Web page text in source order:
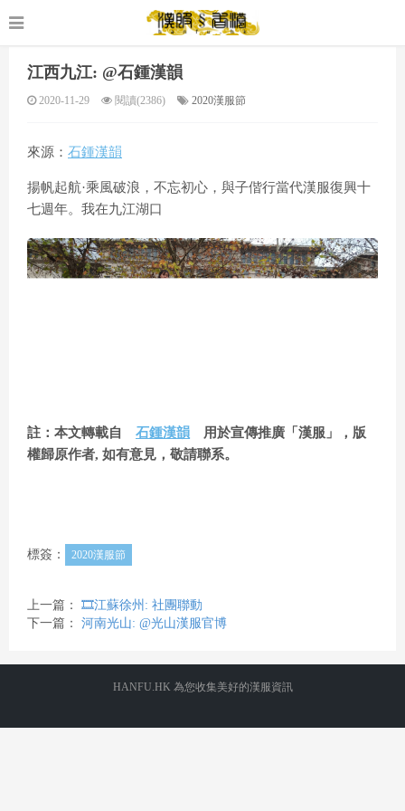
江西九江: @石鍾漢韻
2020-11-29 閱讀(2386) 2020漢服節
來源： 石鍾漢韻
揚帆起航·乘風破浪，不忘初心，與子偕行當代漢服復興十
七週年。我在九江湖口
註：本文轉載自 石鍾漢韻 用於宣傳推廣「漢服」，版
權歸原作者, 如有意見，敬請聯系。
標簽： 2020漢服節
上一篇： 🎞️江蘇徐州: 社團聯動
下一篇： 河南光山: @光山漢服官博
HANFU.HK 為您收集美好的漢服資訊